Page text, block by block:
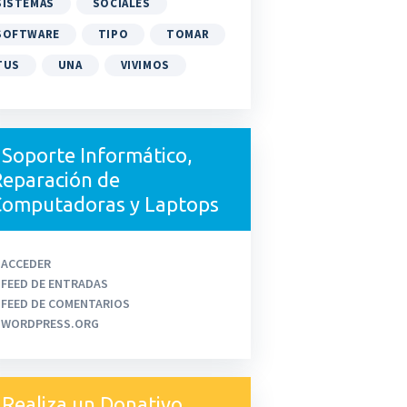
TIPO
TOMAR
UNA VIVIMOS
Soporte Informático,
de
y Laptops
ACCEDER
FEED DE ENTRADAS
FEED DE COMENTARIOS
WORDPRESS.ORG